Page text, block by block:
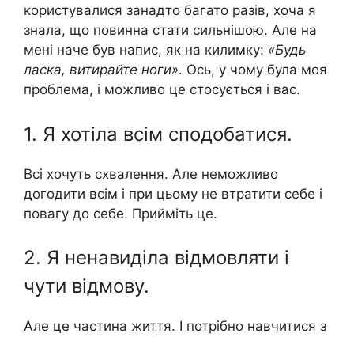
користувалися занадто багато разів, хоча я
знала, що повинна стати сильнішою. Але на
мені наче був напис, як на килимку: «Будь
ласка, витирайте ноги». Ось, у чому була моя
проблема, і можливо це стосується і вас.
1. Я хотіла всім сподобатися.
Всі хочуть схвалення. Але неможливо
догодити всім і при цьому не втратити себе і
повагу до себе. Прийміть це.
2. Я ненавиділа відмовляти і
чути відмову.
Але це частина життя. І потрібно навчитися з